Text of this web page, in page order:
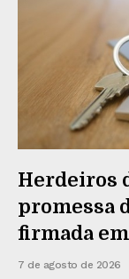
Herdeiros
promessa
firmada
7 de agosto de 2026